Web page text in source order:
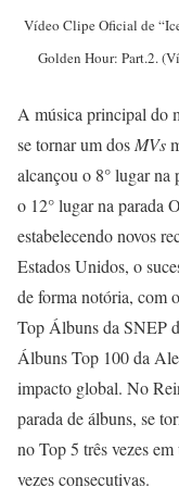
Vídeo Clipe Oficial de
Golden Hour: Part.2.
A música principal do
se tornar um dos MVs
alcançou o 8° lugar
o 12° lugar na parada
estabelecendo novos
Estados Unidos, o
de forma notória, com
Top Álbuns da SNEP
Álbuns Top 100 da
impacto global. No
parada de álbuns, se
no Top 5 três vezes
vezes consecutivas.